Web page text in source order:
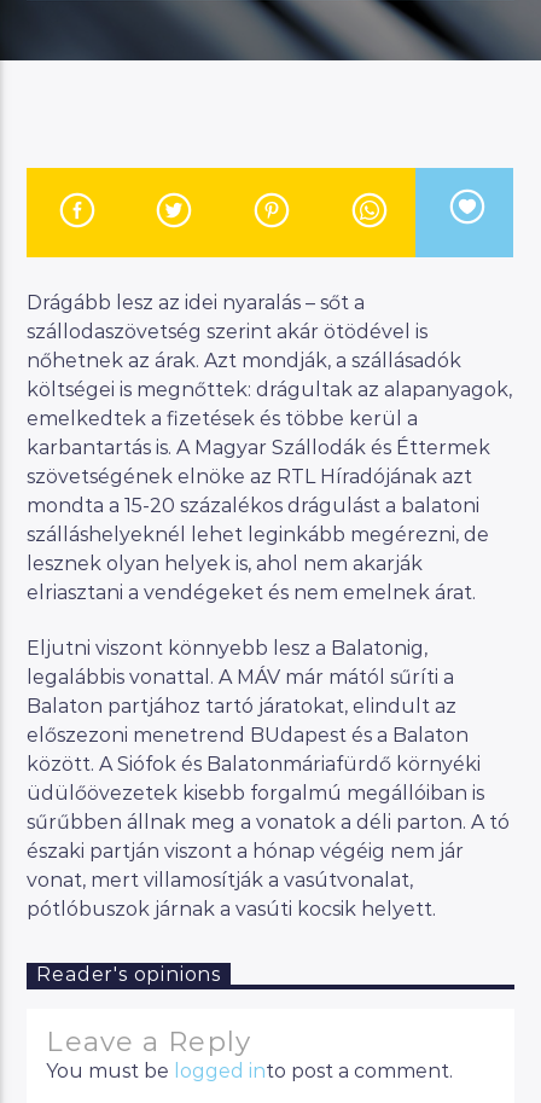
Manna FM
Drágább lesz az idei nyaralás – sőt a
szállodaszövetség szerint akár ötödével is
nőhetnek az árak. Azt mondják, a szállásadók
költségei is megnőttek: drágultak az alapanyagok,
emelkedtek a fizetések és többe kerül a
karbantartás is. A Magyar Szállodák és Éttermek
szövetségének elnöke az RTL Híradójának azt
mondta a 15-20 százalékos drágulást a balatoni
szálláshelyeknél lehet leginkább megérezni, de
lesznek olyan helyek is, ahol nem akarják
elriasztani a vendégeket és nem emelnek árat.
Eljutni viszont könnyebb lesz a Balatonig,
legalábbis vonattal. A MÁV már mától sűríti a
Balaton partjához tartó járatokat, elindult az
előszezoni menetrend BUdapest és a Balaton
között. A Siófok és Balatonmáriafürdő környéki
üdülőövezetek kisebb forgalmú megállóiban is
sűrűbben állnak meg a vonatok a déli parton. A tó
északi partján viszont a hónap végéig nem jár
vonat, mert villamosítják a vasútvonalat,
pótlóbuszok járnak a vasúti kocsik helyett.
Reader's opinions
Leave a Reply
You must be logged into post a comment.